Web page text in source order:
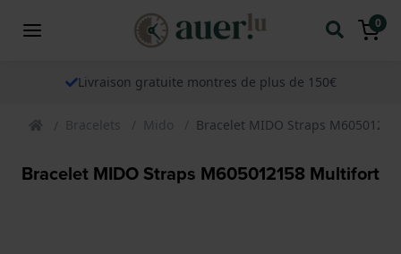
0
Livraison gratuite montres de plus de 150€
Bracelets Mido Bracelet MIDO Straps
Bracelet MIDO Straps M605012158 Multifort